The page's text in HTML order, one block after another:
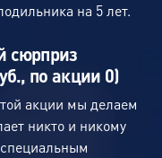
на 5 лет.
сюрприз
по акции 0)
акции мы делаем
никто и никому